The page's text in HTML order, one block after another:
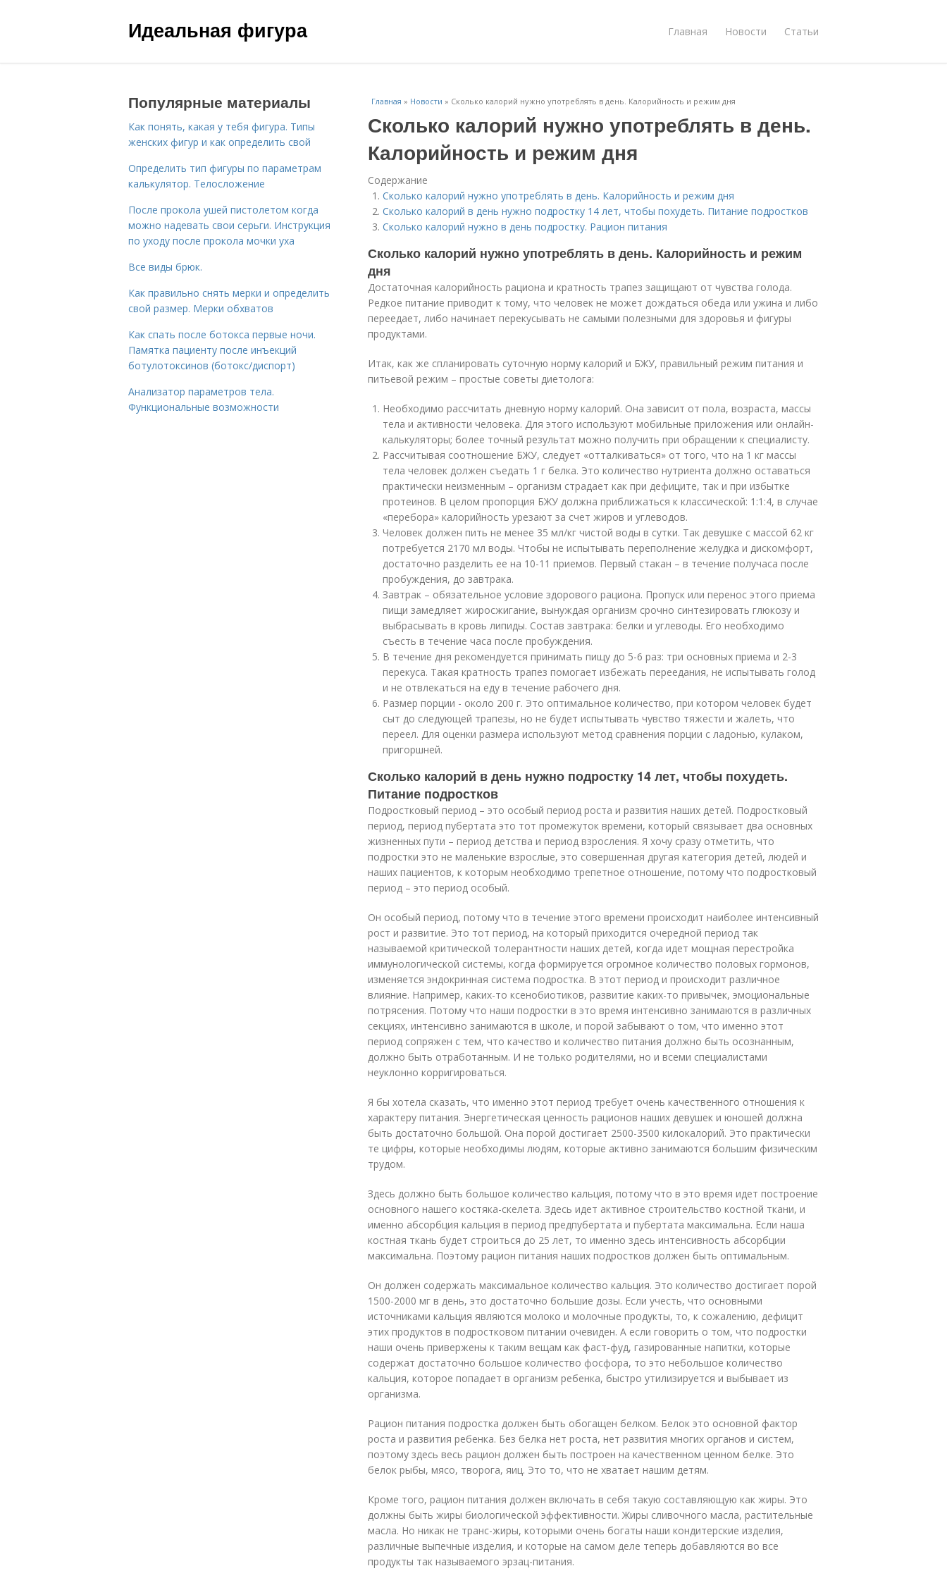
Идеальная фигура Главная Новости Статьи
Главная » Новости » Сколько калорий нужно употреблять в день. Калорийность и режим дня
Сколько калорий нужно употреблять в день.
Калорийность и режим дня
Содержание
Сколько калорий нужно употреблять в день. Калорийность и режим дня
Сколько калорий в день нужно подростку 14 лет, чтобы похудеть. Питание подростков
Сколько калорий нужно в день подростку. Рацион питания
Сколько калорий нужно употреблять в день. Калорийность и режим
дня
Достаточная калорийность рациона и кратность трапез защищают от чувства голода.
Редкое питание приводит к тому, что человек не может дождаться обеда или ужина и либо
переедает, либо начинает перекусывать не самыми полезными для здоровья и фигуры
продуктами.
Итак, как же спланировать суточную норму калорий и БЖУ, правильный режим питания и
питьевой режим – простые советы диетолога:
Необходимо рассчитать дневную норму калорий. Она зависит от пола, возраста, массы
тела и активности человека. Для этого используют мобильные приложения или онлайн-
калькуляторы; более точный результат можно получить при обращении к специалисту.
Рассчитывая соотношение БЖУ, следует «отталкиваться» от того, что на 1 кг массы
тела человек должен съедать 1 г белка. Это количество нутриента должно оставаться
практически неизменным – организм страдает как при дефиците, так и при избытке
протеинов. В целом пропорция БЖУ должна приближаться к классической: 1:1:4, в случае
«перебора» калорийность урезают за счет жиров и углеводов.
Человек должен пить не менее 35 мл/кг чистой воды в сутки. Так девушке с массой 62 кг
потребуется 2170 мл воды. Чтобы не испытывать переполнение желудка и дискомфорт,
достаточно разделить ее на 10-11 приемов. Первый стакан – в течение получаса после
пробуждения, до завтрака.
Завтрак – обязательное условие здорового рациона. Пропуск или перенос этого приема
пищи замедляет жиросжигание, вынуждая организм срочно синтезировать глюкозу и
выбрасывать в кровь липиды. Состав завтрака: белки и углеводы. Его необходимо
съесть в течение часа после пробуждения.
В течение дня рекомендуется принимать пищу до 5-6 раз: три основных приема и 2-3
перекуса. Такая кратность трапез помогает избежать переедания, не испытывать голод
и не отвлекаться на еду в течение рабочего дня.
Размер порции - около 200 г. Это оптимальное количество, при котором человек будет
сыт до следующей трапезы, но не будет испытывать чувство тяжести и жалеть, что
переел. Для оценки размера используют метод сравнения порции с ладонью, кулаком,
пригоршней.
Сколько калорий в день нужно подростку 14 лет, чтобы похудеть.
Питание подростков
Подростковый период – это особый период роста и развития наших детей. Подростковый
период, период пубертата это тот промежуток времени, который связывает два основных
жизненных пути – период детства и период взросления. Я хочу сразу отметить, что
подростки это не маленькие взрослые, это совершенная другая категория детей, людей и
наших пациентов, к которым необходимо трепетное отношение, потому что подростковый
период – это период особый.
Он особый период, потому что в течение этого времени происходит наиболее интенсивный
рост и развитие. Это тот период, на который приходится очередной период так
называемой критической толерантности наших детей, когда идет мощная перестройка
иммунологической системы, когда формируется огромное количество половых гормонов,
изменяется эндокринная система подростка. В этот период и происходит различное
влияние. Например, каких-то ксенобиотиков, развитие каких-то привычек, эмоциональные
потрясения. Потому что наши подростки в это время интенсивно занимаются в различных
секциях, интенсивно занимаются в школе, и порой забывают о том, что именно этот
период сопряжен с тем, что качество и количество питания должно быть осознанным,
должно быть отработанным. И не только родителями, но и всеми специалистами
неуклонно корригироваться.
Я бы хотела сказать, что именно этот период требует очень качественного отношения к
характеру питания. Энергетическая ценность рационов наших девушек и юношей должна
быть достаточно большой. Она порой достигает 2500-3500 килокалорий. Это практически
те цифры, которые необходимы людям, которые активно занимаются большим физическим
трудом.
Здесь должно быть большое количество кальция, потому что в это время идет построение
основного нашего костяка-скелета. Здесь идет активное строительство костной ткани, и
именно абсорбция кальция в период предпубертата и пубертата максимальна. Если наша
костная ткань будет строиться до 25 лет, то именно здесь интенсивность абсорбции
максимальна. Поэтому рацион питания наших подростков должен быть оптимальным.
Он должен содержать максимальное количество кальция. Это количество достигает порой
1500-2000 мг в день, это достаточно большие дозы. Если учесть, что основными
источниками кальция являются молоко и молочные продукты, то, к сожалению, дефицит
этих продуктов в подростковом питании очевиден. А если говорить о том, что подростки
наши очень привержены к таким вещам как фаст-фуд, газированные напитки, которые
содержат достаточно большое количество фосфора, то это небольшое количество
кальция, которое попадает в организм ребенка, быстро утилизируется и выбывает из
организма.
Рацион питания подростка должен быть обогащен белком. Белок это основной фактор
роста и развития ребенка. Без белка нет роста, нет развития многих органов и систем,
поэтому здесь весь рацион должен быть построен на качественном ценном белке. Это
белок рыбы, мясо, творога, яиц. Это то, что не хватает нашим детям.
Кроме того, рацион питания должен включать в себя такую составляющую как жиры. Это
должны быть жиры биологической эффективности. Жиры сливочного масла, растительные
масла. Но никак не транс-жиры, которыми очень богаты наши кондитерские изделия,
различные выпечные изделия, и которые на самом деле теперь добавляются во все
продукты так называемого эрзац-питания.
Популярные материалы
Как понять, какая у тебя фигура. Типы
женских фигур и как определить свой
Определить тип фигуры по параметрам
калькулятор. Телосложение
После прокола ушей пистолетом когда
можно надевать свои серьги. Инструкция
по уходу после прокола мочки уха
Все виды брюк.
Как правильно снять мерки и определить
свой размер. Мерки обхватов
Как спать после ботокса первые ночи.
Памятка пациенту после инъекций
ботулотоксинов (ботокс/диспорт)
Анализатор параметров тела.
Функциональные возможности